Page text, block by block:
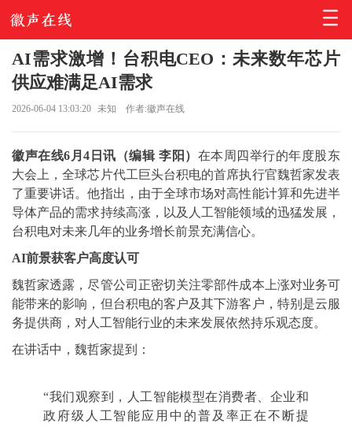
AI需求激增！台积电CEO：未来数年芯片
供应难满足AI需求
2026-06-04 13:03:20 未知 作者:徽声在线
徽声在线6月4日讯（编辑 李阳） 在本周四举行的年度股东
大会上，全球芯片代工巨头台积电的首席执行官魏哲家发表
了重要讲话。他指出，由于全球市场对高性能计算和先进半
导体产品的需求持续高涨，以及人工智能领域的迅猛发展，
台积电对未来几年的业务增长前景充满信心。
AI前景获客户高度认可
魏哲家透露，尽管公司正密切关注零部件成本上涨对业务可
能带来的影响，但台积电的客户及其下游客户，特别是云服
务提供商，对人工智能行业的未来发展依然持乐观态度。
在讲话中，魏哲家提到：
“我们观察到，人工智能模型在消费者、企业和
政府级人工智能应用中的普及率正在不断提